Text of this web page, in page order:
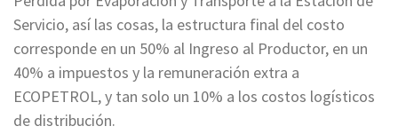
Servicio, así las cosas, la estructura final del costo
corresponde en un 50% al Ingreso al Productor, en un
40% a impuestos y la remuneración extra a
ECOPETROL, y tan solo un 10% a los costos logísticos
de distribución.